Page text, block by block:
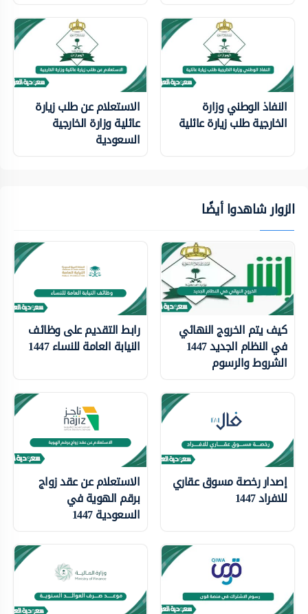
النفاذ الوطني وزارة
الخارجية طلب زيارة عائلية
الاستعلام عن طلب زيارة
عائلية وزارة الخارجية
السعودية
الزوار شاهدوا أيضًا
كيف يتم الخروج النهائي
في النظام الجديد 1447
الشروط والرسوم
رابط التقديم على وظائف
النيابة العامة للنساء 1447
إصدار رخصة مسوق عقاري
للافراد 1447
الاستعلام عن عقد زواج
برقم الهوية في
السعودية 1447